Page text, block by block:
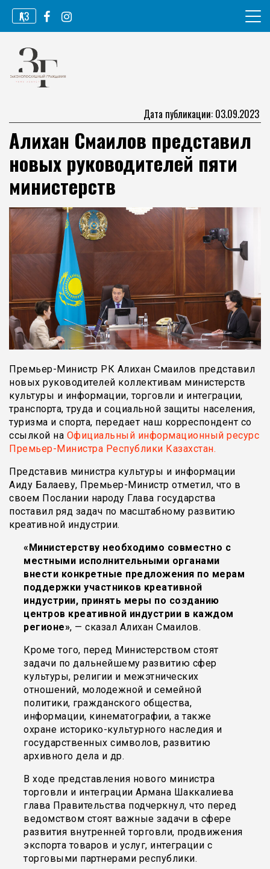
Перейти
содержимому
ҚАЗ
Законопослушный гражданин
Дата публикации: 03.09.2023
Алихан Смаилов представил
новых руководителей пяти
министерств
Премьер-Министр РК Алихан Смаилов представил
новых руководителей коллективам министерств
культуры и информации, торговли и интеграции,
транспорта, труда и социальной защиты населения,
туризма и спорта, передает наш корреспондент со
ссылкой на Официальный информационный ресурс
Премьер-Министра Республики Казахстан.
Представив министра культуры и информации
Аиду Балаеву, Премьер-Министр отметил, что в
своем Послании народу Глава государства
поставил ряд задач по масштабному развитию
креативной индустрии.
«Министерству необходимо совместно с
местными исполнительными органами
внести конкретные предложения по мерам
поддержки участников креативной
индустрии, принять меры по созданию
центров креативной индустрии в каждом
регионе», — сказал Алихан Смаилов.
Кроме того, перед Министерством стоят
задачи по дальнейшему развитию сфер
культуры, религии и межэтнических
отношений, молодежной и семейной
политики, гражданского общества,
информации, кинематографии, а также
охране историко-культурного наследия и
государственных символов, развитию
архивного дела и др.
В ходе представления нового министра
торговли и интеграции Армана Шаккалиева
глава Правительства подчеркнул, что перед
ведомством стоят важные задачи в сфере
развития внутренней торговли, продвижения
экспорта товаров и услуг, интеграции с
торговыми партнерами республики.